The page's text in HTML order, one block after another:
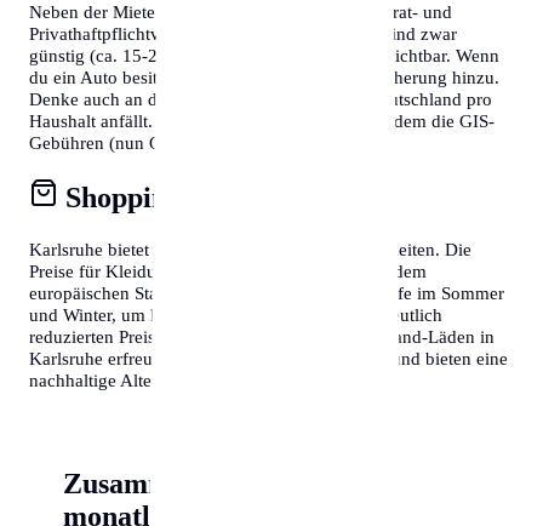
Neben der Miete solltest du Kosten für die Hausrat- und
Privathaftpflichtversicherung einplanen. Diese sind zwar
günstig (ca. 15-20€/Monat), aber absolut unverzichtbar. Wenn
du ein Auto besitzt, kommen Steuern und Versicherung hinzu.
Denke auch an den Rundfunkbeitrag, der in Deutschland pro
Haushalt anfällt. Wer in Österreich lebt, muss zudem die GIS-
Gebühren (nun ORF-Beitrag) berücksichtigen.
Shopping & Konsum
Karlsruhe bietet fantastische Shopping-Möglichkeiten. Die
Preise für Kleidung und Elektronik entsprechen dem
europäischen Standard. Nutze die Schlussverkäufe im Sommer
und Winter, um hochwertige Markenartikel zu deutlich
reduzierten Preisen zu erstehen. Auch Second-Hand-Läden in
Karlsruhe erfreuen sich wachsender Beliebtheit und bieten eine
nachhaltige Alternative zum Neukauf.
Zusammenfassung der
monatlichen Kosten